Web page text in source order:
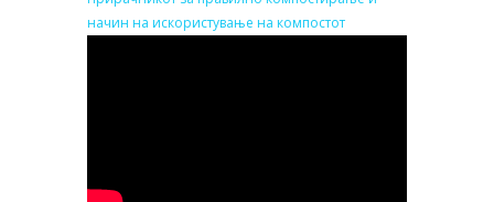
начин на искористување на компостот